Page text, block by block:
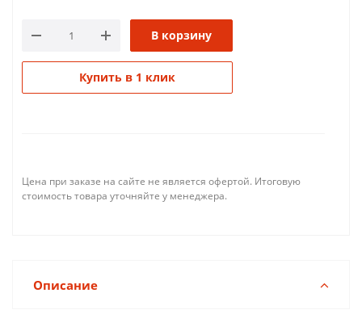
В корзину
Купить в 1 клик
Цена при заказе на сайте не является офертой. Итоговую
стоимость товара уточняйте у менеджера.
Описание